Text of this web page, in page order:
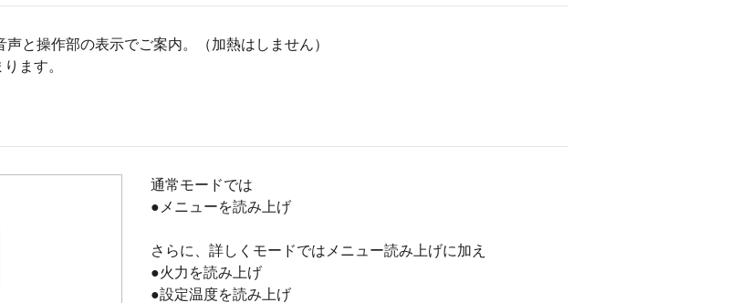
と操作部の表示でご案内。（加熱はしません）
ます。
通常モードでは
●メニューを読み上げ
さらに、詳しくモードではメニュー読み上げに加え
●火力を読み上げ
●設定温度を読み上げ